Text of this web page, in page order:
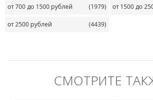
от 700 до 1500 рублей (1979) от 1500 до
от 2500 рублей (4439)
СМОТРИТЕ